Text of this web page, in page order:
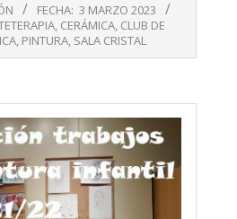
FECHA: 3 MARZO 2023
, CERÁMICA, CLUB DE
, PINTURA, SALA CRISTAL